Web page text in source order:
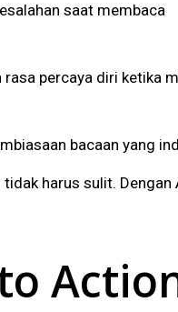
saat membaca
rasa percaya diri ketika
bacaan yang
harus sulit. Dengan